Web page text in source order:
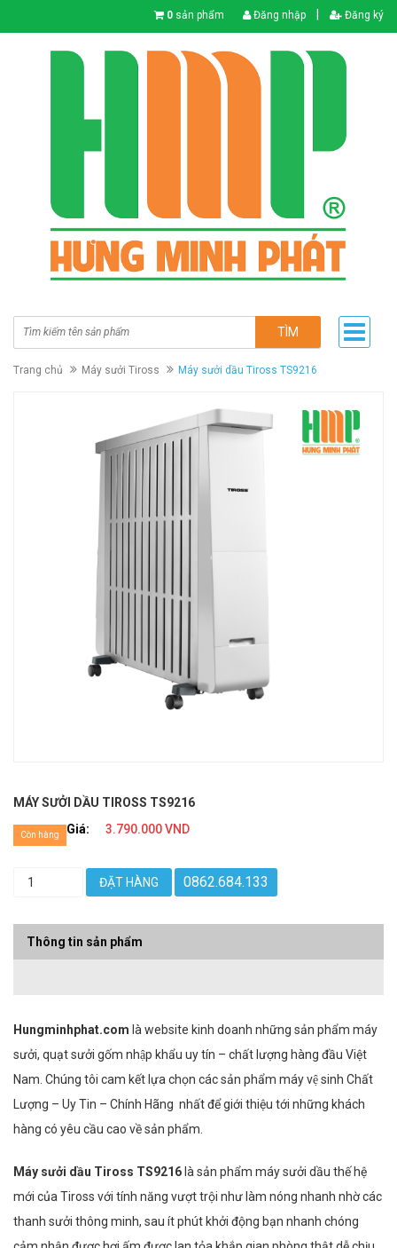
0 sản phẩm Đăng nhập Đăng ký
TÌM
Trang chủ Máy sưởi Tiross Máy sưởi dầu Tiross TS9216
MÁY SƯỞI DẦU TIROSS TS9216
Giá:
3.790.000 VND
Còn hàng
ĐẶT HÀNG 0862.684.133
Thông tin sản phẩm
Hungminhphat.com là website kinh doanh những sản phẩm máy
sưởi, quạt sưởi gốm nhập khẩu uy tín – chất lượng hàng đầu Việt
Nam. Chúng tôi cam kết lựa chọn các sản phẩm máy vệ sinh Chất
Lượng – Uy Tin – Chính Hãng nhất để giới thiệu tới những khách
hàng có yêu cầu cao về sản phẩm.
Máy sưởi dầu Tiross TS9216 là sản phẩm máy sưởi dầu thế hệ
mới của Tiross với tính năng vượt trội như làm nóng nhanh nhờ các
thanh sưởi thông minh, sau ít phút khởi động bạn nhanh chóng